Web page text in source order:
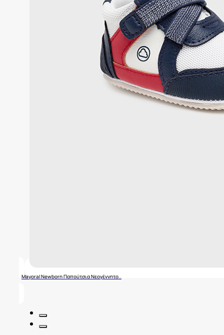
Mayoral Newborn Παπούτσια Νεογέννητο..